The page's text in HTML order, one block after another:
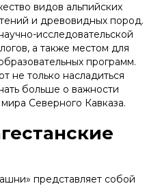
видов альпийских
и древовидных пород.
исследовательской
а также местом для
программ.
не только насладиться
больше о важности
Северного Кавказа.
представляет собой